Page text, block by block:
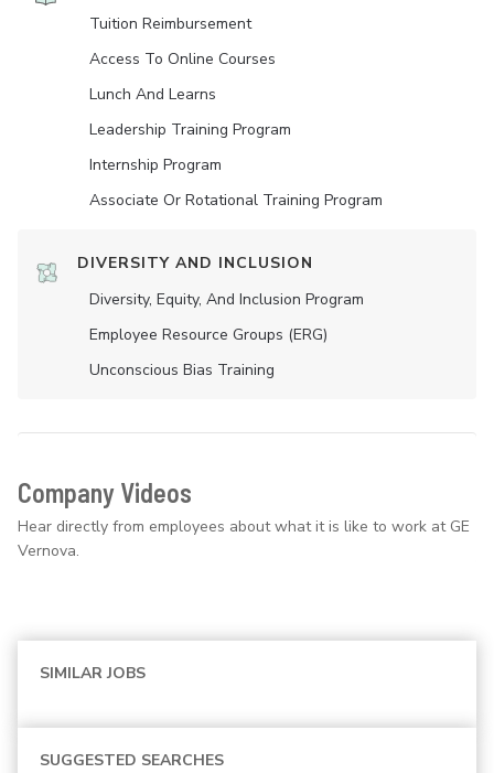
Tuition Reimbursement
Access To Online Courses
Lunch And Learns
Leadership Training Program
Internship Program
Associate Or Rotational Training Program
DIVERSITY AND INCLUSION
Diversity, Equity, And Inclusion Program
Employee Resource Groups (ERG)
Unconscious Bias Training
Company Videos
Hear directly from employees about what it is like to work at GE
Vernova.
SIMILAR JOBS
SUGGESTED SEARCHES